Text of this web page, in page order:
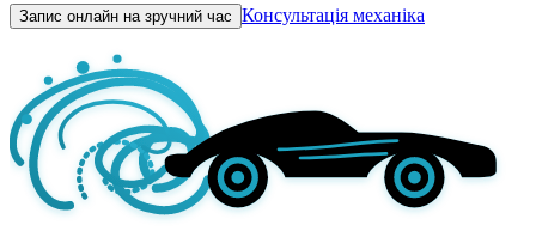
Запис онлайн на зручний час Консультація механіка